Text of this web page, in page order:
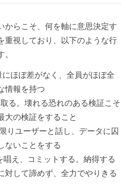
からこそ、何を軸に意思決定す
重視しており、以下のような行
ほぼ差がなく、全員がほぼ全
情報を持つ
る。壊れる恐れのある検証こそ
大の検証をすること
りユーザーと話し、データに囚
ないことをする
唱え、コミットする。納得する
対して諦めず、全力でやりきる